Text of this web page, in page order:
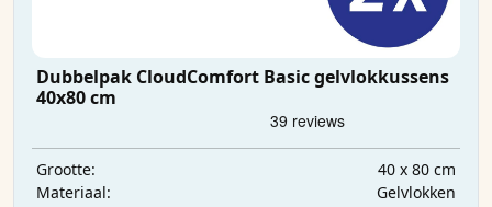
Dubbelpak CloudComfort Basic gelvlokkussens
40x80 cm
Grootte:
40 x 80 cm
Materiaal:
Gelvlokken